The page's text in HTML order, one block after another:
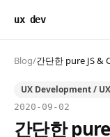
ux dev
Blog/간단한 pure JS &
UX Development /
2020-09-02
간단한